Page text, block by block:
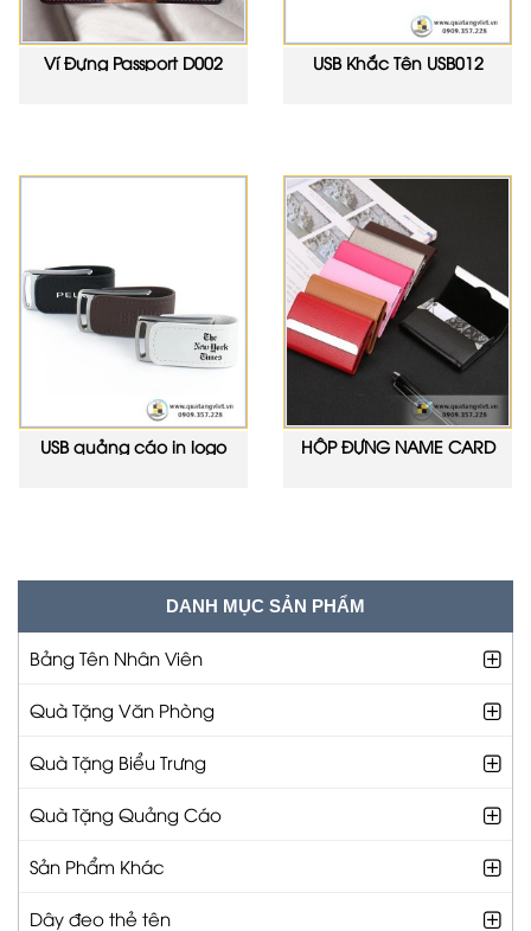
Ví Đựng Passport D002 USB Khắc Tên USB012
USB quảng cáo in logo
HỘP ĐỰNG NAME CARD
DANH MỤC SẢN PHẨM
Bảng Tên Nhân Viên
Quà Tặng Văn Phòng
Quà Tặng Biểu Trưng
Quà Tặng Quảng Cáo
Sản Phẩm Khác
Dây đeo thẻ tên